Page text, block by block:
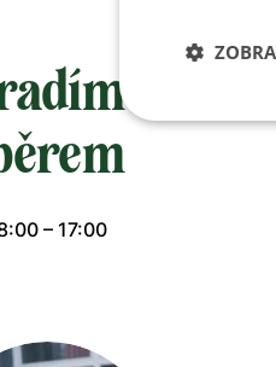
vám s
– 17:00